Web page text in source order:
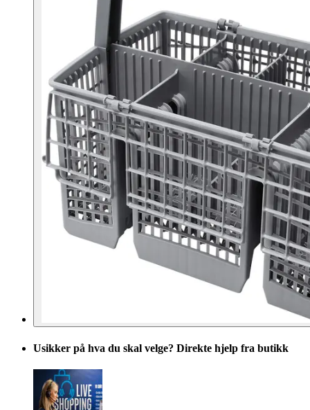
Usikker på hva du skal velge? Direkte hjelp fra butikk